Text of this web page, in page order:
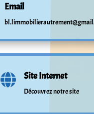
Email
 Site Internet
Découvrez notre site